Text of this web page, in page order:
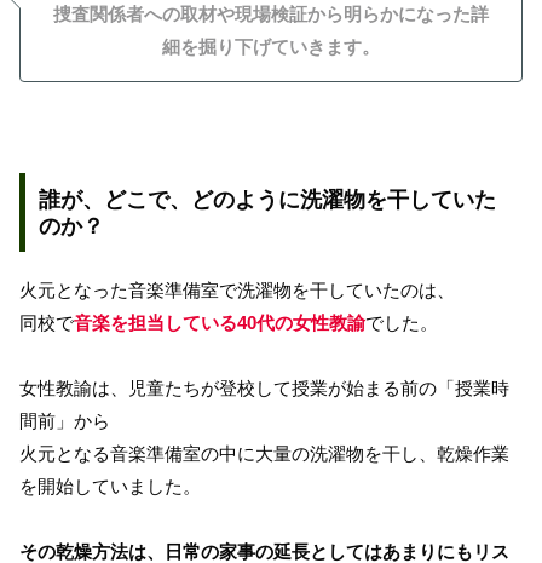
捜査関係者への取材や現場検証から明らかになった詳
細を掘り下げていきます。
誰が、どこで、どのように洗濯物を干していた
のか？
火元となった音楽準備室で洗濯物を干していたのは、
同校で音楽を担当している40代の女性教諭でした。
女性教諭は、児童たちが登校して授業が始まる前の「授業時
間前」から
火元となる音楽準備室の中に大量の洗濯物を干し、乾燥作業
を開始していました。
その乾燥方法は、日常の家事の延長としてはあまりにもリス